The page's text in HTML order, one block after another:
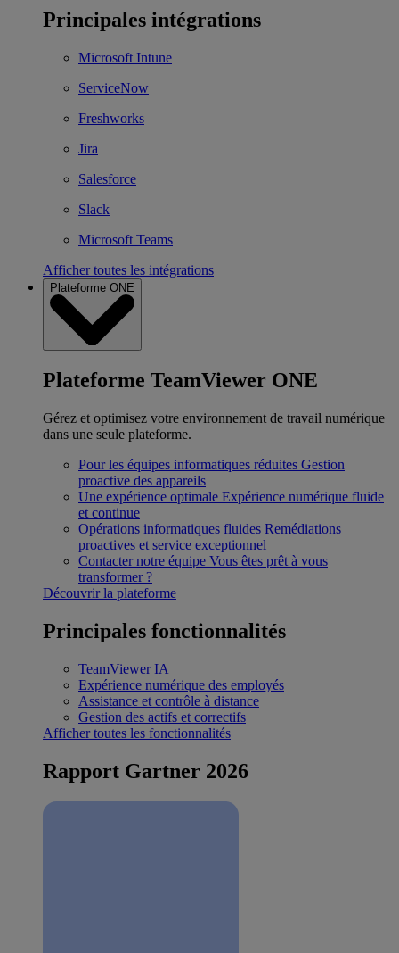
Principales intégrations
Microsoft Intune
ServiceNow
Freshworks
Jira
Salesforce
Slack
Microsoft Teams
Afficher toutes les intégrations
Plateforme ONE
Plateforme TeamViewer ONE
Gérez et optimisez votre environnement de travail numérique
dans une seule plateforme.
Pour les équipes informatiques réduites Gestion
proactive des appareils
Une expérience optimale Expérience numérique fluide
et continue
Opérations informatiques fluides Remédiations
proactives et service exceptionnel
Contacter notre équipe Vous êtes prêt à vous
transformer ?
Découvrir la plateforme
Principales fonctionnalités
TeamViewer IA
Expérience numérique des employés
Assistance et contrôle à distance
Gestion des actifs et correctifs
Afficher toutes les fonctionnalités
Rapport Gartner 2026